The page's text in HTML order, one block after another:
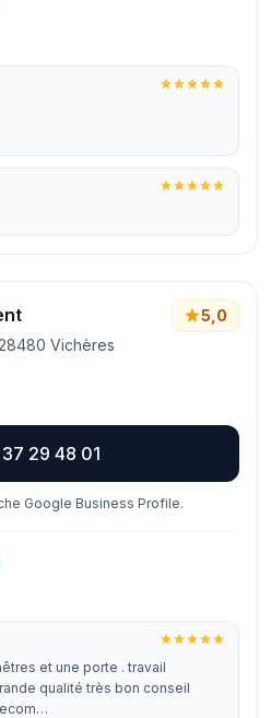
Vichères
5,0
29 48 01
Google Business Profile.
et une porte . travail
qualité très bon conseil